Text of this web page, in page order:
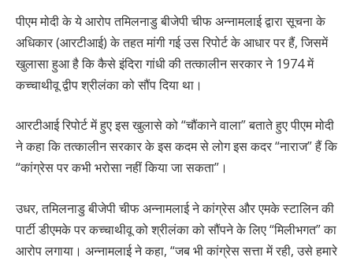
पीएम मोदी के ये आरोप तमिलनाडु बीजेपी चीफ अन्नामलाई द्वारा सूचना के
अधिकार (आरटीआई) के तहत मांगी गई उस रिपोर्ट के आधार पर हैं, जिसमें
खुलासा हुआ है कि कैसे इंदिरा गांधी की तत्कालीन सरकार ने 1974 में
कच्चाथीवू द्वीप श्रीलंका को सौंप दिया था।
आरटीआई रिपोर्ट में हुए इस खुलासे को “चौंकाने वाला” बताते हुए पीएम मोदी
ने कहा कि तत्कालीन सरकार के इस कदम से लोग इस कदर “नाराज” हैं कि
“कांग्रेस पर कभी भरोसा नहीं किया जा सकता”।
उधर, तमिलनाडु बीजेपी चीफ अन्नामलाई ने कांग्रेस और एमके स्टालिन की
पार्टी डीएमके पर कच्चाथीवू को श्रीलंका को सौंपने के लिए “मिलीभगत” का
आरोप लगाया। अन्नामलाई ने कहा, “जब भी कांग्रेस सत्ता में रही, उसे हमारे